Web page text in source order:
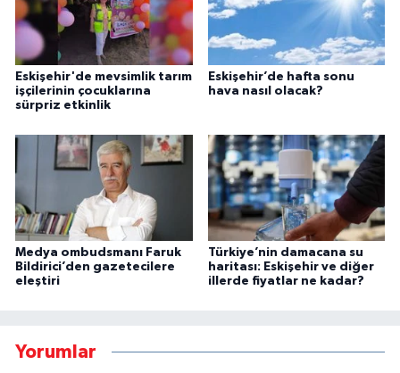
Eskişehir'de mevsimlik tarım
işçilerinin çocuklarına
sürpriz etkinlik
Eskişehir’de hafta sonu
hava nasıl olacak?
Medya ombudsmanı Faruk
Bildirici’den gazetecilere
eleştiri
Türkiye’nin damacana su
haritası: Eskişehir ve diğer
illerde fiyatlar ne kadar?
Yorumlar